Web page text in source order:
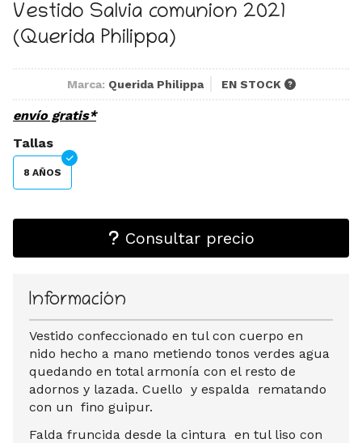
Vestido Salvia comunion 2021
(Querida Philippa)
Marca: Querida Philippa EN STOCK
envío gratis*
Tallas
8 AÑOS
Consultar precio
Información
Vestido confeccionado en tul con cuerpo en
nido hecho a mano metiendo tonos verdes agua
quedando en total armonía con el resto de
adornos y lazada. Cuello y espalda rematando
con un fino guipur.
Falda fruncida desde la cintura en tul liso con